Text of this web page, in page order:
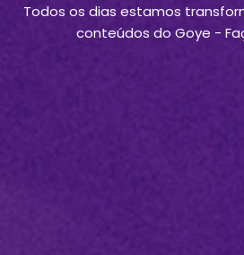
Todos os dias estamos
conteúdos do Goye -